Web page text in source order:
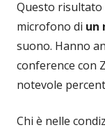
Questo
microfono di un
suono. Hanno
conference con
notevole
Chi è nelle